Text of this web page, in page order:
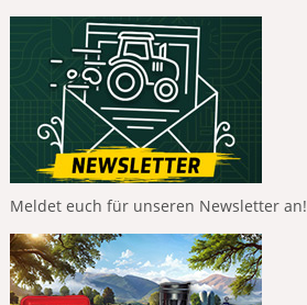
Meldet euch für unseren Newsletter an!